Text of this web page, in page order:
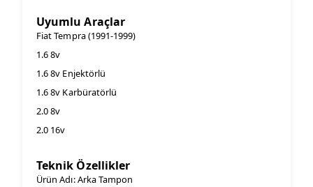
Uyumlu Araçlar
Fiat Tempra (1991-1999)
1.6 8v
1.6 8v Enjektörlü
1.6 8v Karbüratörlü
2.0 8v
2.0 16v
Teknik Özellikler
Ürün Adı: Arka Tampon